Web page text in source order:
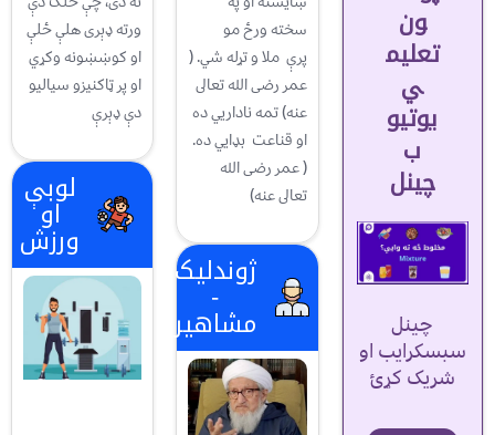
ون
تعلیم
ي
یوتیو
ب
چینل
چینل
سبسکرایب او
شریک کړئ
سخته ورځ مو
پرې ملا و تړله شي. (
عمر رضى الله تعالى
عنه) تمه ناداريي ده
او قناعت بډايي ده.
( عمر رضى الله
تعالى عنه)
ژوندلیک
-
مشاهیر
ورته ډېری هلې ځلې
او کوښښونه وکړي
او پر ټاکنیزو سیالیو
دې ډېرې
لوبې
او
ورزش